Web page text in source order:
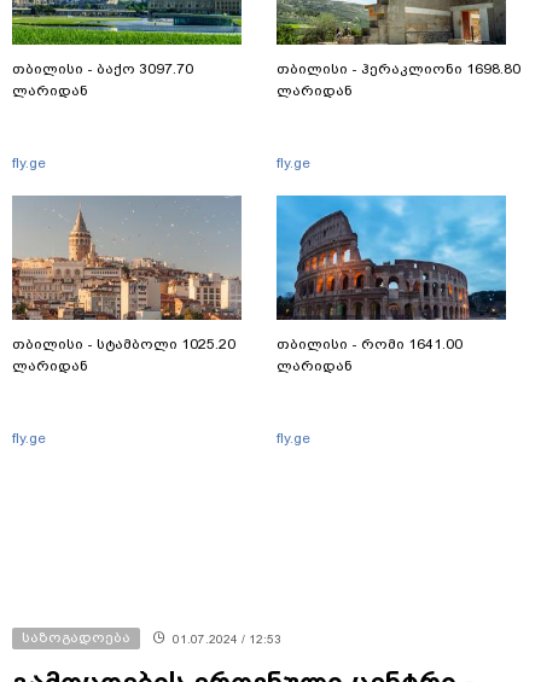
თბილისი - ბაქო 3097.70
ლარიდან
fly.ge
თბილისი - სტამბოლი 1025.20
ლარიდან
fly.ge
თბილისი - ჰერაკლიონი 1698.80
ლარიდან
fly.ge
თბილისი - რომი 1641.00
ლარიდან
fly.ge
საზოგადოება 01.07.2024 / 12:53